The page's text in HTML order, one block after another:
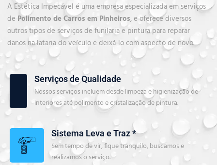
A Estética Impecável é uma empresa especializada em serviços
de Polimento de Carros em Pinheiros, e oferece diversos
outros tipos de serviços de funilaria e pintura para reparar
danos na lataria do veículo e deixá-lo com aspecto de novo.
Serviços de Qualidade
Nossos serviços incluem desde limpeza e higienização de
interiores até polimento e cristalização de pintura.
Sistema Leva e Traz *
Sem tempo de vir, fique tranquilo, buscamos e
realizamos o serviço.